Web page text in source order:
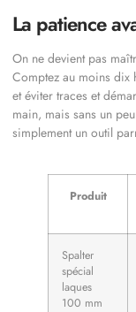
La patience
On ne devient pas
Comptez au moins dix
et éviter traces et
main, mais sans un
simplement un outil
Produit
Spalter
spécial
laques
100 mm